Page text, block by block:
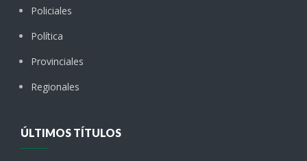
Policiales
Política
Provinciales
Regionales
ÚLTIMOS TÍTULOS